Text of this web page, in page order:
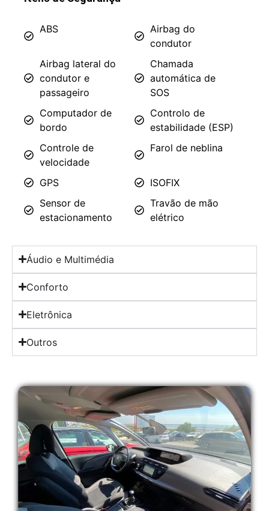
ABS
Airbag do
condutor
Airbag lateral do
condutor e
passageiro
Chamada
automática de
SOS
Computador de
bordo
Controlo de
estabilidade (ESP)
Controle de
velocidade
Farol de neblina
GPS
ISOFIX
Sensor de
estacionamento
Travão de mão
elétrico
Áudio e Multimédia
Conforto
Eletrônica
Outros